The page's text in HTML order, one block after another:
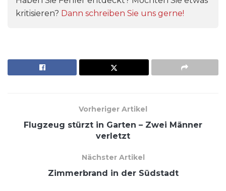
kritisieren? Dann schreiben Sie uns gerne!
Vorheriger Artikel
Flugzeug stürzt in Garten – Zwei Männer
verletzt
Nächster Artikel
Zimmerbrand in der Südstadt